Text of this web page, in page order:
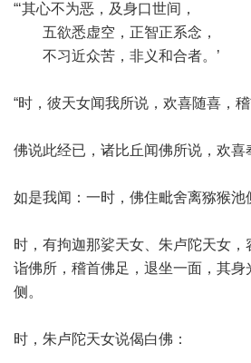
“‘其心不为恶，及身口世间，
五欲悉虚空，正智正系念，
不习近众苦，非义和合者。’
“时，彼天女闻我所说，欢喜随喜，
佛说此经已，诸比丘闻佛所说，欢喜
如是我闻：一时，佛住毗舍离猕猴池
时，有拘迦那娑天女、朱卢陀天女
诣佛所，稽首佛足，退坐一面，其身
侧。
时，朱卢陀天女说偈白佛：